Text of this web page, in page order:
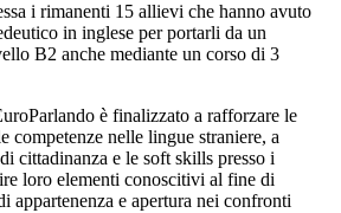
i rimanenti 15 allievi che hanno avuto
in inglese per portarli da un
B2 anche mediante un corso di 3
è finalizzato a rafforzare le
competenze nelle lingue straniere, a
cittadinanza e le soft skills presso i
loro elementi conoscitivi al fine di
appartenenza e apertura nei confronti